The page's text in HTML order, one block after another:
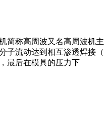
高周波又名高周波机
子流动达到相互渗透焊
最后在模具的压力下